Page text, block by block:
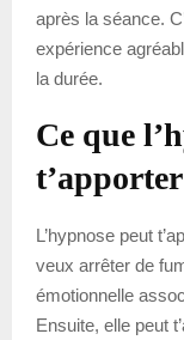
après la séance.
expérience
la durée.
Ce que
t’apporter
L’hypnose peut
veux arrêter de
émotionnelle
Ensuite, elle peut